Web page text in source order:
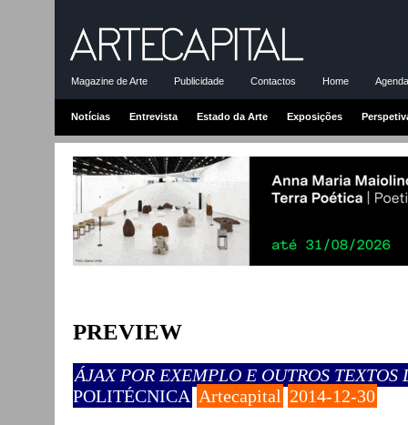
Magazine de Arte Publicidade Contactos Home
Notícias Entrevista Estado da Arte Exposições
PREVIEW
ÁJAX POR EXEMPLO E OUTROS
POLITÉCNICA Artecapital 2014-12-30